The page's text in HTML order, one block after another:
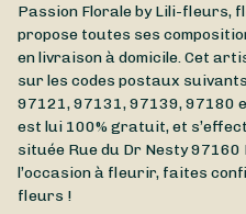
Passion Florale by Lili-fleurs,
propose toutes ses
en livraison à domicile. Cet
sur les codes postaux
97121, 97131, 97139, 97180
est lui 100% gratuit, et
située Rue du Dr Nesty97160
l’occasion à fleurir, faites
fleurs !